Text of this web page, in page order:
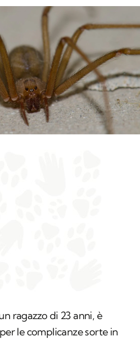
ragazzo di 23 anni, è
per le complicanze sorte in